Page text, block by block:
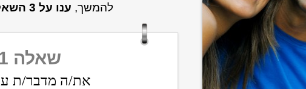
להמשך, ענו על 3 השאלות הבאות:
שאלה 1:
את/ה מדבר/ת